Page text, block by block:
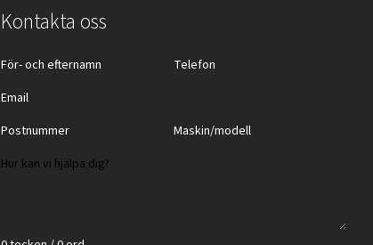
Kontakta oss